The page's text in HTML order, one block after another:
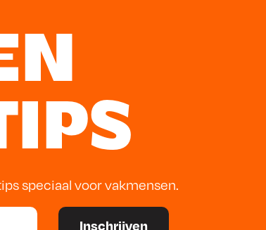
speciaal voor vakmensen.